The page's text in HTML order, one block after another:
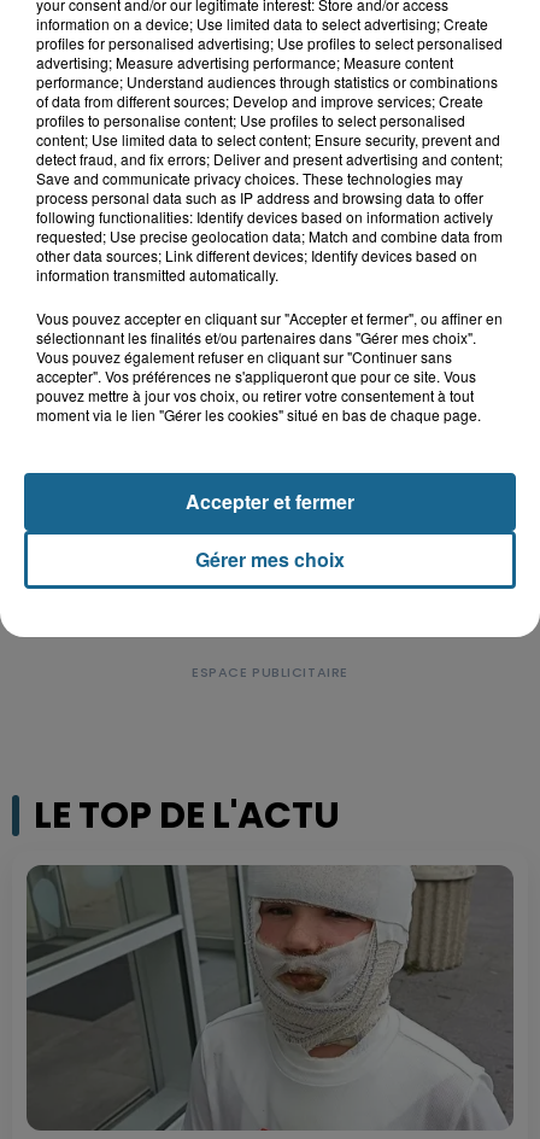
TOUTE L'ACTU LOCALE
activement recherché
7 août 2026
Foot, Boulogne-sur-Mer : Grégory Thil,
un directeur sportif à...
7 août 2026
Hand : Dunkerque face à l'élite pour
préparer la saison du renouveau
LE TOP DE L'ACTU
your consent and/or our legitimate interest: Store and/or access
information on a device; Use limited data to select advertising; Create
profiles for personalised advertising; Use profiles to select personalised
advertising; Measure advertising performance; Measure content
performance; Understand audiences through statistics or combinations
of data from different sources; Develop and improve services; Create
profiles to personalise content; Use profiles to select personalised
content; Use limited data to select content; Ensure security, prevent and
detect fraud, and fix errors; Deliver and present advertising and content;
Save and communicate privacy choices. These technologies may
process personal data such as IP address and browsing data to offer
following functionalities: Identify devices based on information actively
requested; Use precise geolocation data; Match and combine data from
other data sources; Link different devices; Identify devices based on
information transmitted automatically.
Vous pouvez accepter en cliquant sur "Accepter et fermer", ou affiner en
sélectionnant les finalités et/ou partenaires dans "Gérer mes choix".
Vous pouvez également refuser en cliquant sur "Continuer sans
accepter". Vos préférences ne s'appliqueront que pour ce site. Vous
pouvez mettre à jour vos choix, ou retirer votre consentement à tout
moment via le lien "Gérer les cookies" situé en bas de chaque page.
Gérer mes choix
Accepter et fermer